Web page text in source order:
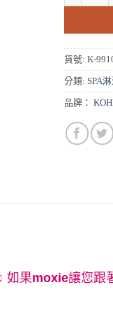
貨號: K-
分類: SPA
品牌：
如果moxie讓您跟